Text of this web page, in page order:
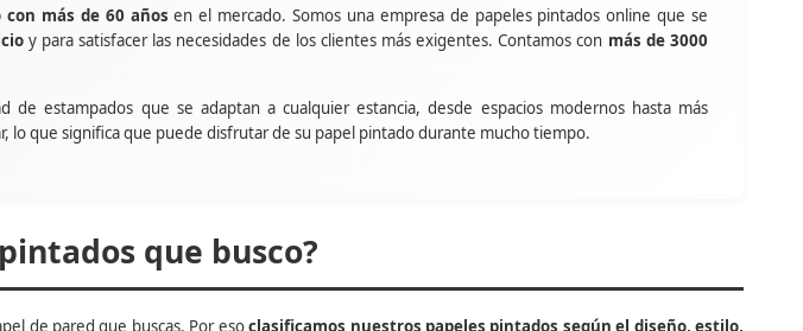
más de 60 años en el mercado. Somos una empresa de papeles pintados online que se
y para satisfacer las necesidades de los clientes más exigentes. Contamos con más de 3000
de estampados que se adaptan a cualquier estancia, desde espacios modernos hasta más
lo que significa que puede disfrutar de su papel pintado durante mucho tiempo.
que busco?
de pared que buscas. Por esoclasificamos nuestros papeles pintados según el diseño, estilo,